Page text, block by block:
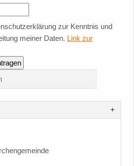
zur Kenntnis und
meiner Daten. Link zur